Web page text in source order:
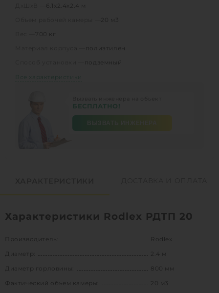
6.1х2.4х2.4 м
20 м3
700 кг
полиэтилен
подземный
Все характеристики
БЕСПЛАТНО!
Характеристики Rodlex РДТП 20
Производитель:
Rodlex
Диаметр:
2.4 м
Диаметр горловины:
800 мм
Фактический объем камеры:
20 м3